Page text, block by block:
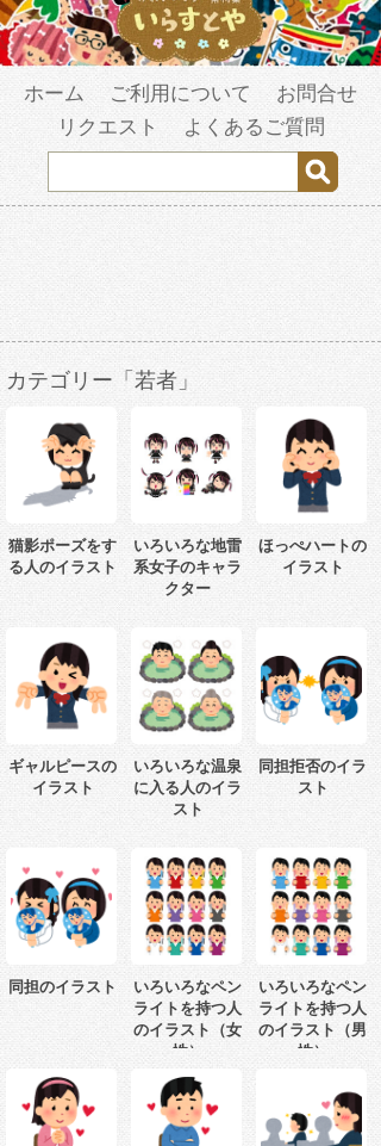
ホーム ご利用について
お問合せ
リクエスト
よくあるご質問
カテゴリー「若者」
猫影ポーズをす
る人のイラスト
いろいろな地雷
系女子のキャラ
クター
ほっぺハートの
イラスト
ギャルピースの
イラスト
いろいろな温泉
に入る人のイラ
スト
同担拒否のイラ
スト
同担のイラスト
いろいろなペン
ライトを持つ人
のイラスト（女
性）
いろいろなペン
ライトを持つ人
のイラスト（男
性）